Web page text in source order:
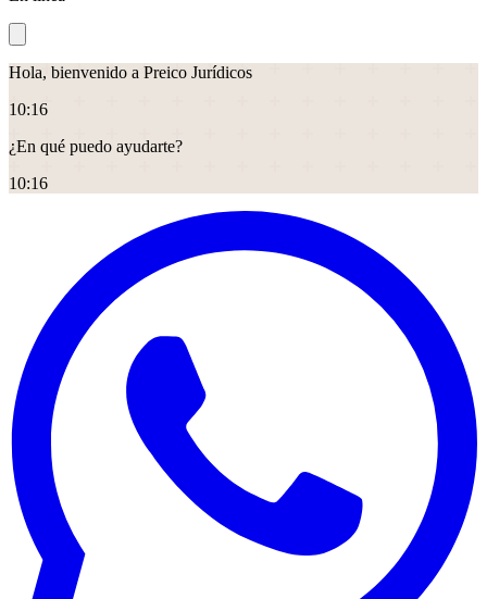
Hola, bienvenido a Preico Jurídicos
10:16
¿En qué puedo ayudarte?
10:16